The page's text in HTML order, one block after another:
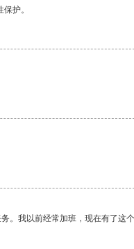
护。
我以前经常加班，现在有了这